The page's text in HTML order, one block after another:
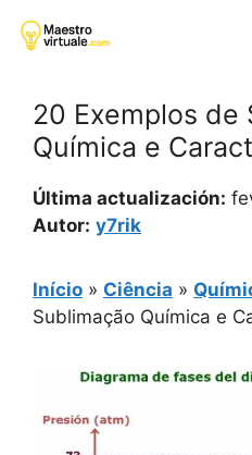
para
20 Exemplos de
Química e
Última actualización:
Autor: y7rik
Início » Ciência »
Sublimação Química e